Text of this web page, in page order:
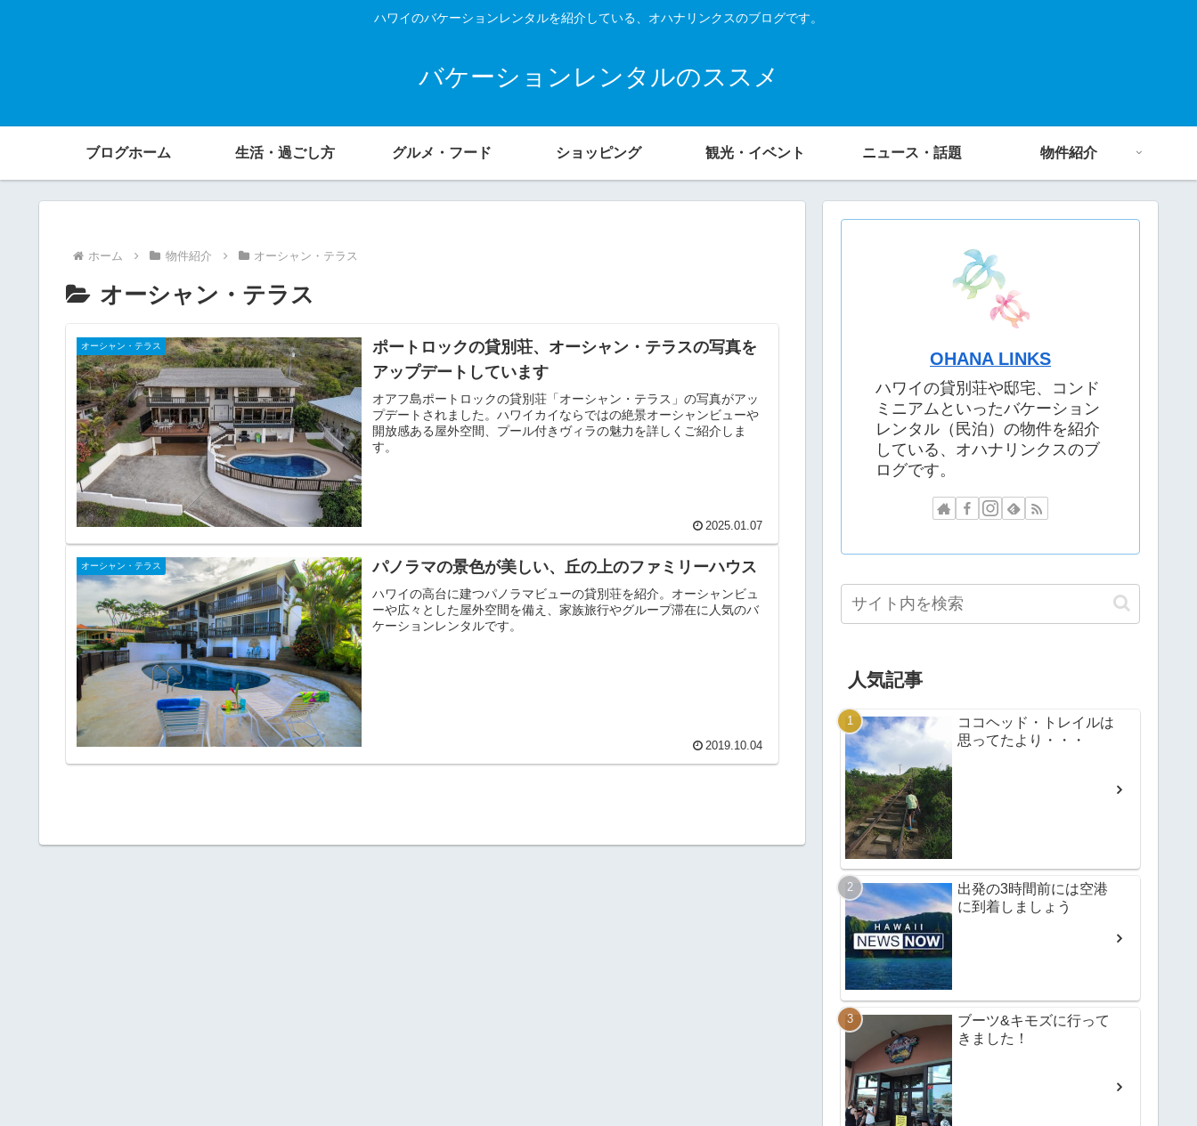
ハワイのバケーションレンタルを紹介している、オハナリンクスのブログです。
バケーションレンタルのススメ
ブログホーム 生活・過ごし方 グルメ・フード ショッピング 観光・イベント ニュース・話題 物件紹介
ホーム 物件紹介 オーシャン・テラス
オーシャン・テラス
オーシャン・テラス
ポートロックの貸別荘、オーシャン・テラスの写真を
アップデートしています
オアフ島ポートロックの貸別荘「オーシャン・テラス」の写真がアッ
プデートされました。ハワイカイならではの絶景オーシャンビューや
開放感ある屋外空間、プール付きヴィラの魅力を詳しくご紹介しま
す。
2025.01.07
オーシャン・テラス パノラマの景色が美しい、丘の上のファミリーハウス
ハワイの高台に建つパノラマビューの貸別荘を紹介。オーシャンビュ
ーや広々とした屋外空間を備え、家族旅行やグループ滞在に人気のバ
ケーションレンタルです。
2019.10.04
OHANA LINKS
ハワイの貸別荘や邸宅、コンド
ミニアムといったバケーション
レンタル（民泊）の物件を紹介
している、オハナリンクスのブ
ログです。
人気記事
ココヘッド・トレイルは
思ってたより・・・
出発の3時間前には空港
に到着しましょう
ブーツ&キモズに行って
きました！